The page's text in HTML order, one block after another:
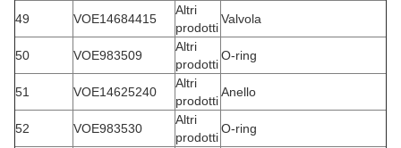
49 VOE14684415
Altri
prodotti
Valvola
50 VOE983509
Altri
prodotti
O-ring
51 VOE14625240
Altri
prodotti
Anello
52 VOE983530
Altri
prodotti
O-ring